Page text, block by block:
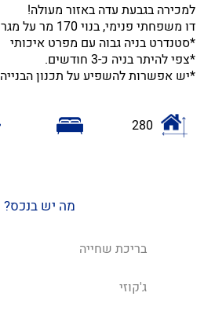
למכירה בגבעת עדה באזור מעולה!
דו משפחתי פנימי, בנוי 170 מר על מגרש 280 מר מגרש.
*סטנדרט בניה גבוה עם מפרט איכותי
*צפי להיתר בניה כ-3 חודשים.
*יש אפשרות להשפיע על תכנון
280
מה יש בנכס?
בריכת שחייה
ג'קוזי